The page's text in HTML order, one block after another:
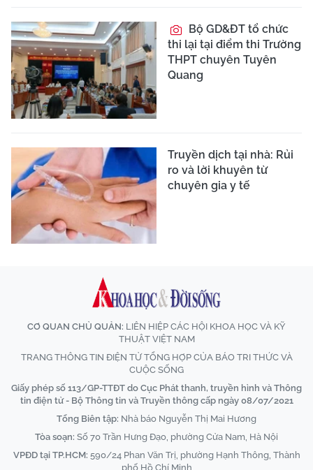
Bộ GD&ĐT tổ chức
thi lại tại điểm thi Trường
THPT chuyên Tuyên
Quang
Truyền dịch tại nhà: Rủi
ro và lời khuyên từ
chuyên gia y tế
CƠ QUAN CHỦ QUẢN: LIÊN HIỆP CÁC HỘI KHOA HỌC VÀ KỸ
THUẬT VIỆT NAM
TRANG THÔNG TIN ĐIỆN TỬ TỔNG HỢP CỦA BÁO TRI THỨC VÀ
CUỘC SỐNG
Giấy phép số 113/GP-TTĐT do Cục Phát thanh, truyền hình và Thông
tin điện tử - Bộ Thông tin và Truyền thông cấp ngày 08/07/2021
Tổng Biên tập: Nhà báo Nguyễn Thị Mai Hương
Tòa soạn: Số 70 Trần Hưng Đạo, phường Cửa Nam, Hà Nội
VPĐD tại TP.HCM: 590/24 Phan Văn Trị, phường Hạnh Thông, Thành
phố Hồ Chí Minh